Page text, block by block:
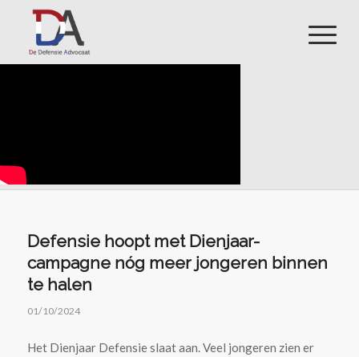
Defensie hoopt met Dienjaar-
campagne nóg meer jongeren binnen
te halen
01/10/2024
Het Dienjaar Defensie slaat aan. Veel jongeren zien er